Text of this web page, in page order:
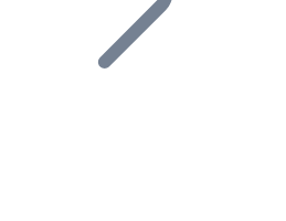
nel tuo ecosistema.
di rivenditori e
tuo progetto al nostro servizio di